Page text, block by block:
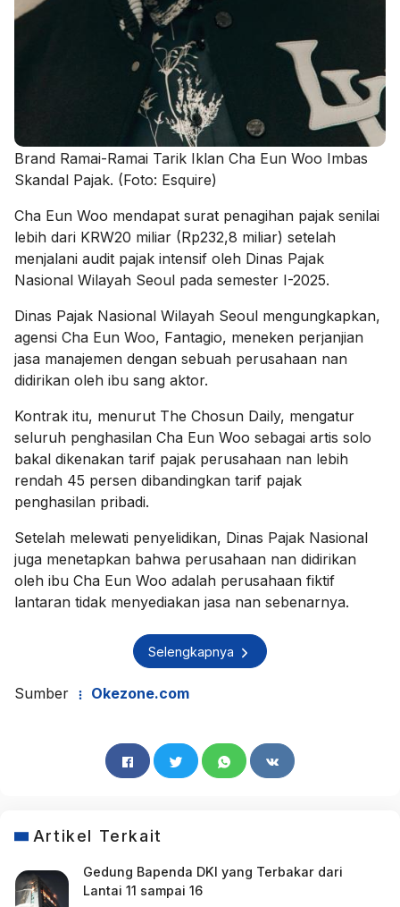
Brand Ramai-Ramai Tarik Iklan Cha Eun Woo Imbas
Skandal Pajak. (Foto: Esquire)
Cha Eun Woo mendapat surat penagihan pajak senilai
lebih dari KRW20 miliar (Rp232,8 miliar) setelah
menjalani audit pajak intensif oleh Dinas Pajak
Nasional Wilayah Seoul pada semester I-2025.
Dinas Pajak Nasional Wilayah Seoul mengungkapkan,
agensi Cha Eun Woo, Fantagio, meneken perjanjian
jasa manajemen dengan sebuah perusahaan nan
didirikan oleh ibu sang aktor.
Kontrak itu, menurut The Chosun Daily, mengatur
seluruh penghasilan Cha Eun Woo sebagai artis solo
bakal dikenakan tarif pajak perusahaan nan lebih
rendah 45 persen dibandingkan tarif pajak
penghasilan pribadi.
Setelah melewati penyelidikan, Dinas Pajak Nasional
juga menetapkan bahwa perusahaan nan didirikan
oleh ibu Cha Eun Woo adalah perusahaan fiktif
lantaran tidak menyediakan jasa nan sebenarnya.
Selengkapnya
Sumber Okezone.com
Artikel Terkait
Gedung Bapenda DKI yang Terbakar dari
Lantai 11 sampai 16